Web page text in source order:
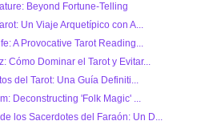
Beyond Fortune-Telling
Un Viaje Arquetípico con A...
A Provocative Tarot Reading...
Cómo Dominar el Tarot y Evitar...
del Tarot: Una Guía Definiti...
Deconstructing 'Folk Magic' ...
los Sacerdotes del Faraón: Un D...